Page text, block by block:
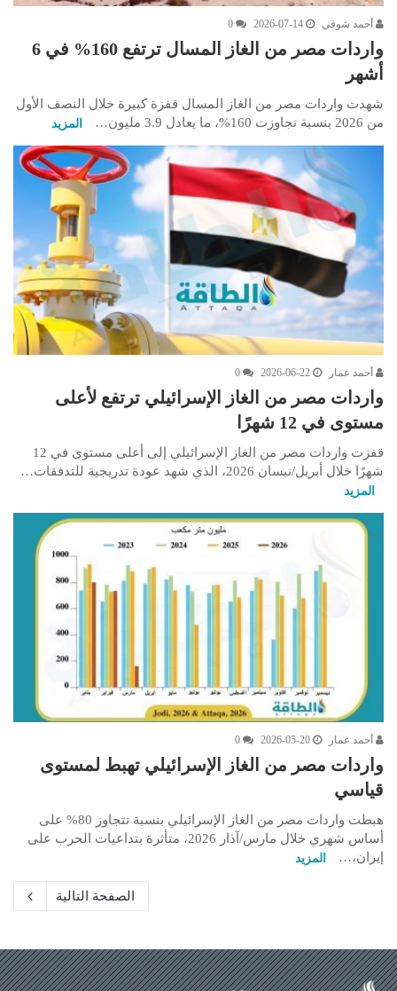
أحمد شوقي 2026-07-14
0
واردات مصر من الغاز المسال ترتفع 160% في 6
أشهر
شهدت واردات مصر من الغاز المسال قفزة كبيرة خلال النصف الأول
من 2026 بنسبة تجاوزت 160%، ما يعادل 3.9 مليون…
المزيد
أحمد عمار 2026-06-22
0
واردات مصر من الغاز الإسرائيلي ترتفع لأعلى
مستوى في 12 شهرًا
قفزت واردات مصر من الغاز الإسرائيلي إلى أعلى مستوى في 12
شهرًا خلال أبريل/نيسان 2026، الذي شهد عودة تدريجية للتدفقات…
المزيد
أحمد عمار 2026-05-20
0
واردات مصر من الغاز الإسرائيلي تهبط لمستوى
قياسي
هبطت واردات مصر من الغاز الإسرائيلي بنسبة تتجاوز 80% على
أساس شهري خلال مارس/آذار 2026، متأثرة بتداعيات الحرب على
إيران،…
المزيد
الصفحة التالية